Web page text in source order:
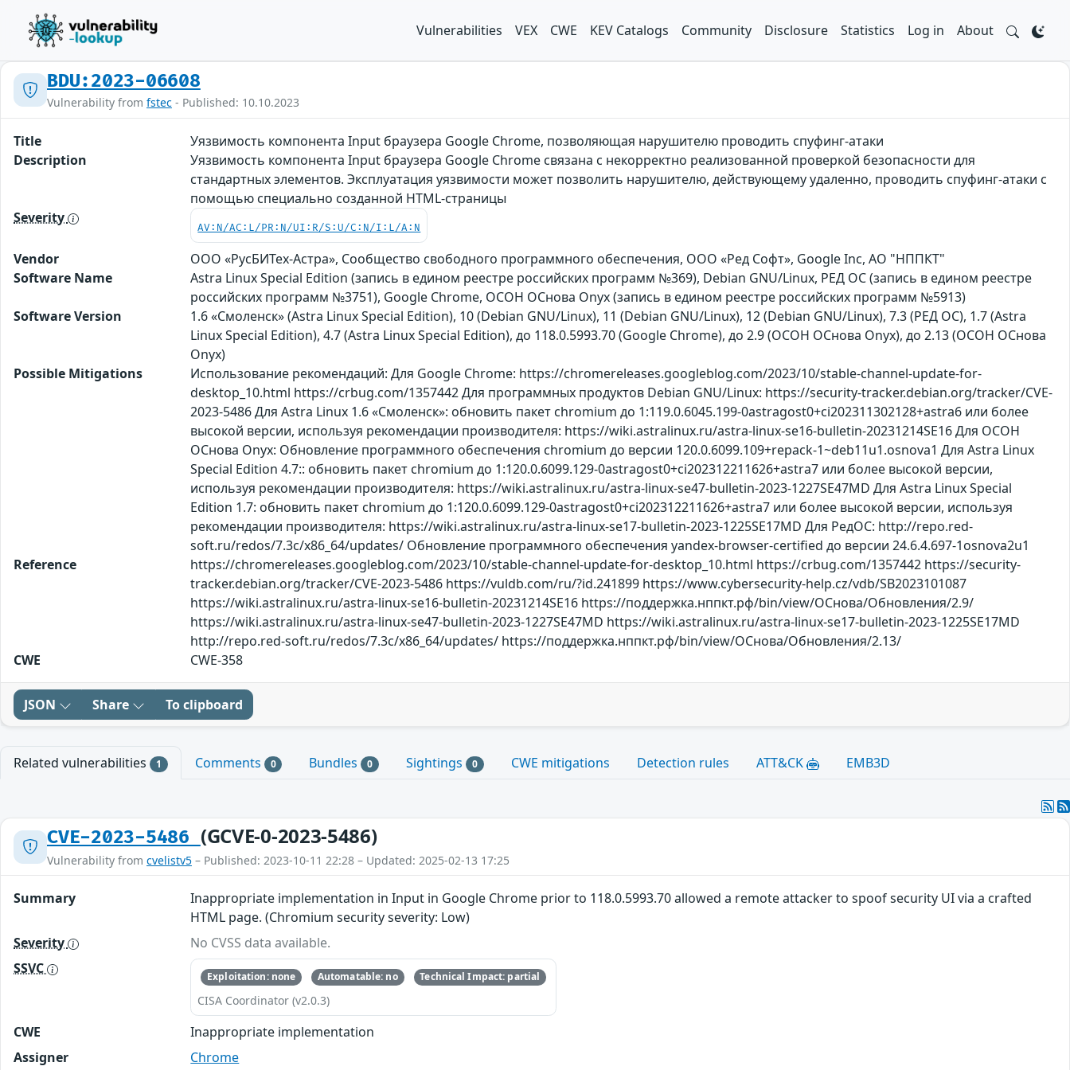
Vulnerabilities VEX CWE KEV Catalogs Community Disclosure Statistics Log in About
BDU:2023-06608
Vulnerability from fstec - Published: 10.10.2023
Title
Уязвимость компонента Input браузера Google Chrome, позволяющая нарушителю проводить спуфинг-атаки
Description
Уязвимость компонента Input браузера Google Chrome связана с некорректно реализованной проверкой безопасности для
стандартных элементов. Эксплуатация уязвимости может позволить нарушителю, действующему удаленно, проводить спуфинг-атаки с
помощью специально созданной HTML-страницы
Severity
AV:N/AC:L/PR:N/UI:R/S:U/C:N/I:L/A:N
Vendor
ООО «РусБИТех-Астра», Сообщество свободного программного обеспечения, ООО «Ред Софт», Google Inc, АО "НППКТ"
Software Name
Astra Linux Special Edition (запись в едином реестре российских программ №369), Debian GNU/Linux, РЕД ОС (запись в едином реестре
российских программ №3751), Google Chrome, ОСОН ОСнова Оnyx (запись в едином реестре российских программ №5913)
Software Version
1.6 «Смоленск» (Astra Linux Special Edition), 10 (Debian GNU/Linux), 11 (Debian GNU/Linux), 12 (Debian GNU/Linux), 7.3 (РЕД ОС), 1.7 (Astra
Linux Special Edition), 4.7 (Astra Linux Special Edition), до 118.0.5993.70 (Google Chrome), до 2.9 (ОСОН ОСнова Оnyx), до 2.13 (ОСОН ОСнова
Оnyx)
Possible Mitigations
Использование рекомендаций: Для Google Chrome: https://chromereleases.googleblog.com/2023/10/stable-channel-update-for-
desktop_10.html https://crbug.com/1357442 Для программных продуктов Debian GNU/Linux: https://security-tracker.debian.org/tracker/CVE-
2023-5486 Для Astra Linux 1.6 «Смоленск»: обновить пакет chromium до 1:119.0.6045.199-0astragost0+ci202311302128+astra6 или более
высокой версии, используя рекомендации производителя: https://wiki.astralinux.ru/astra-linux-se16-bulletin-20231214SE16 Для ОСОН
ОСнова Оnyx: Обновление программного обеспечения chromium до версии 120.0.6099.109+repack-1~deb11u1.osnova1 Для Astra Linux
Special Edition 4.7:: обновить пакет chromium до 1:120.0.6099.129-0astragost0+ci202312211626+astra7 или более высокой версии,
используя рекомендации производителя: https://wiki.astralinux.ru/astra-linux-se47-bulletin-2023-1227SE47MD Для Astra Linux Special
Edition 1.7: обновить пакет chromium до 1:120.0.6099.129-0astragost0+ci202312211626+astra7 или более высокой версии, используя
рекомендации производителя: https://wiki.astralinux.ru/astra-linux-se17-bulletin-2023-1225SE17MD Для РедОС: http://repo.red-
soft.ru/redos/7.3c/x86_64/updates/ Обновление программного обеспечения yandex-browser-certified до версии 24.6.4.697-1osnova2u1
Reference
https://chromereleases.googleblog.com/2023/10/stable-channel-update-for-desktop_10.html https://crbug.com/1357442 https://security-
tracker.debian.org/tracker/CVE-2023-5486 https://vuldb.com/ru/?id.241899 https://www.cybersecurity-help.cz/vdb/SB2023101087
https://wiki.astralinux.ru/astra-linux-se16-bulletin-20231214SE16 https://поддержка.нппкт.рф/bin/view/ОСнова/Обновления/2.9/
https://wiki.astralinux.ru/astra-linux-se47-bulletin-2023-1227SE47MD https://wiki.astralinux.ru/astra-linux-se17-bulletin-2023-1225SE17MD
http://repo.red-soft.ru/redos/7.3c/x86_64/updates/ https://поддержка.нппкт.рф/bin/view/ОСнова/Обновления/2.13/
CWE
CWE-358
JSON Share To clipboard
Related vulnerabilities 1 Comments 0 Bundles 0 Sightings 0 CWE mitigations Detection rules ATT&CK EMB3D
CVE-2023-5486 (GCVE-0-2023-5486)
Vulnerability from cvelistv5 – Published: 2023-10-11 22:28 – Updated: 2025-02-13 17:25
Summary
Inappropriate implementation in Input in Google Chrome prior to 118.0.5993.70 allowed a remote attacker to spoof security UI via a crafted
HTML page. (Chromium security severity: Low)
Severity
No CVSS data available.
SSVC
Exploitation: none Automatable: no Technical Impact: partial
CISA Coordinator (v2.0.3)
CWE
Inappropriate implementation
Assigner
Chrome